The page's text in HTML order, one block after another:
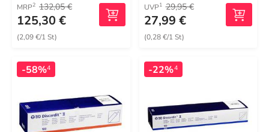
MRP2 132,05 €
125,30 €
(2,09 €/1 St)
UVP1 29,95 €
27,99 €
(0,28 €/1 St)
-58%4 -22%4